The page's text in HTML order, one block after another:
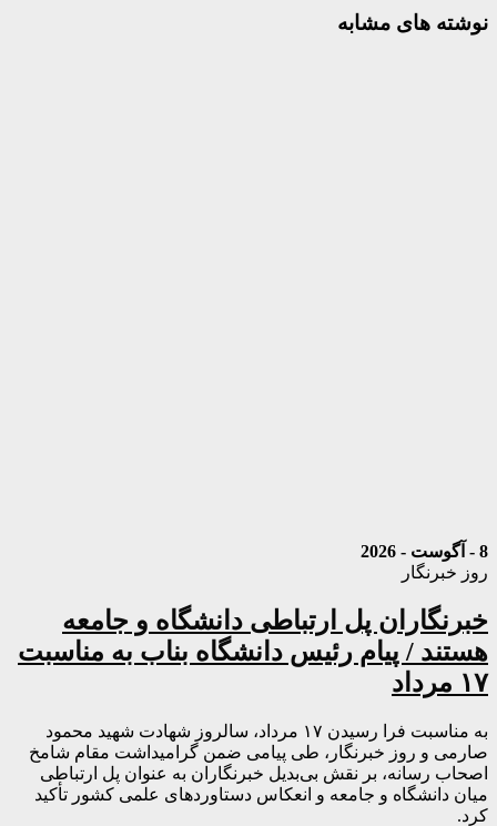
نوشته های مشابه
8 - آگوست - 2026
روز خبرنگار
خبرنگاران پل ارتباطی دانشگاه و جامعه
هستند / پیام رئیس دانشگاه بناب به مناسبت
۱۷ مرداد
به مناسبت فرا رسیدن ۱۷ مرداد، سالروز شهادت شهید محمود
صارمی و روز خبرنگار، طی پیامی ضمن گرامیداشت مقام شامخ
اصحاب رسانه، بر نقش بی‌بدیل خبرنگاران به عنوان پل ارتباطی
میان دانشگاه و جامعه و انعکاس دستاوردهای علمی کشور تأکید
کرد.